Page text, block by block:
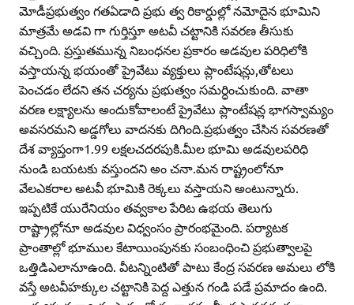
మోడీప్రభుత్వం గతఏడాది ప్రభు త్వ రికార్డుల్లో నమోదైన భూమిని
మాత్రమే అడవి గా గుర్తిస్తూ అటవీ చట్టానికి సవరణ తీసుకు
వచ్చింది. ప్రస్తుతమున్న నిబంధనల ప్రకారం అడవుల పరిధిలోకి
వస్తాయన్న భయంతో ప్రైవేటు వ్యక్తులు ప్లాంటేషన్లు,తోటలు
పెంచడం లేదని తన చర్యను ప్రభుత్వం సమర్ధించుకుంది. వాతా
వరణ లక్ష్యాలను అందుకోవాలంటే ప్రైవేటు ప్లాంటేషన్ల భాగస్వామ్యం
అవసరమని అడ్డగోలు వాదనకు దిగింది.ప్రభుత్వం చేసిన సవరణతో
దేశ వ్యాప్తంగా1.99 లక్షలచదరపుకి.మీల భూమి అడవులపరిధి
నుండి బయటకు వస్తుందని అం చనా.మన రాష్ట్రంలోనూ
వేలఎకరాల అటవీ భూమికి రెక్కలు వస్తాయని అంటున్నారు.
ఇప్పటికే యురేనియం తవ్వకాల పేరిట ఉభయ తెలుగు
రాష్ట్రాల్లోనూ అడవుల విధ్వంసం ప్రారంభమైంది. పర్యాటక
ప్రాంతాల్లో భూముల కేటాయింపునకు సంబంధించి ప్రభుత్వాలపై
ఒత్తిడిఎలానూఉంది. వీటన్నింటితో పాటు కేంద్ర సవరణ అమలు లోకి
వస్తే అటవీహక్కుల చట్టానికి పెద్ద ఎత్తున గండి పడే ప్రమాదం ఉంది.